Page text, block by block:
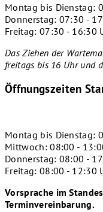
Montag bis Dienstag:
Donnerstag: 07:30 -
Freitag: 07:30 - 16:30
Das Ziehen der
freitags bis 16 Uhr und
Öffnungszeiten
Montag bis Dienstag:
Mittwoch: 08:00 -
Donnerstag: 08:00 -
Freitag: 08:00 - 12:30
Vorsprache im
Terminvereinbarung.